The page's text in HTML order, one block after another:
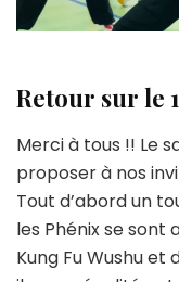
Retour sur le
Merci à tous !! Le
proposer à nos
Tout d’abord un
les Phénix se sont
Kung Fu Wushu